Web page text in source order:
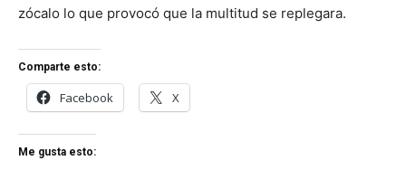
zócalo lo que provocó que la multitud se replegara.
Comparte esto:
Facebook X
Me gusta esto: